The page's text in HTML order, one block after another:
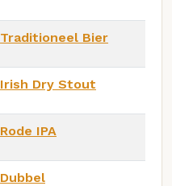
Traditioneel Bier
Irish Dry Stout
Rode IPA
Dubbel